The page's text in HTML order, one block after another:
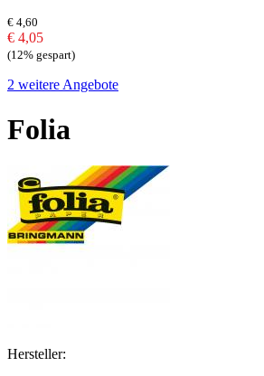
€ 4,60
€ 4,05
(12% gespart)
2 weitere Angebote
Folia
Hersteller: